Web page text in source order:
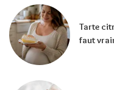
Tarte
faut